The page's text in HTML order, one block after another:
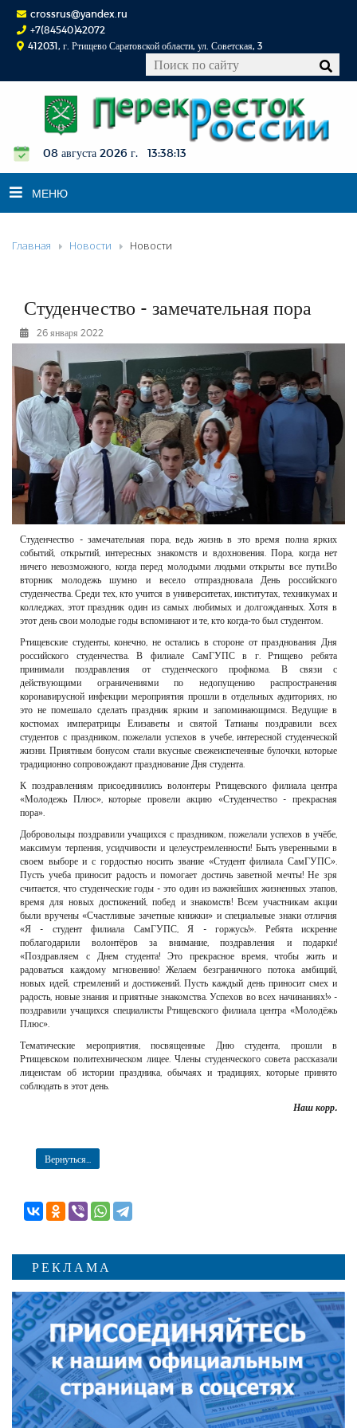
crossrus@yandex.ru
+7(84540)42072
412031, г. Ртищево Саратовской области, ул. Советская, 3
08 августа 2026 г. 13:38:14
МЕНЮ
НОВОСТИ
К СВЕДЕНИЮ
КОНКУРСЫ
ФОТОРЕПОРТАЖИ
РЕКЛАМОДАТЕЛЯМ
ОБЪЯВЛЕНИЯ
КОНТАКТЫ
Главная Новости Новости
Студенчество - замечательная пора
26 января 2022
Студенчество - замечательная пора, ведь жизнь в это время полна ярких
событий, открытий, интересных знакомств и вдохновения. Пора, когда нет
ничего невозможного, когда перед молодыми людьми открыты все пути.Во
вторник молодежь шумно и весело отпраздновала День российского
студенчества. Среди тех, кто учится в университетах, институтах, техникумах и
колледжах, этот праздник один из самых любимых и долгожданных. Хотя в
этот день свои молодые годы вспоминают и те, кто когда-то был студентом.
Ртищевские студенты, конечно, не остались в стороне от празднования Дня
российского студенчества. В филиале СамГУПС в г. Ртищево ребята
принимали поздравления от студенческого профкома. В связи с
действующими ограничениями по недопущению распространения
коронавирусной инфекции мероприятия прошли в отдельных аудиториях, но
это не помешало сделать праздник ярким и запоминающимся. Ведущие в
костюмах императрицы Елизаветы и святой Татианы поздравили всех
студентов с праздником, пожелали успехов в учебе, интересной студенческой
жизни. Приятным бонусом стали вкусные свежеиспеченные булочки, которые
традиционно сопровождают празднование Дня студента.
К поздравлениям присоединились волонтеры Ртищевского филиала центра
«Молодежь Плюс», которые провели акцию «Студенчество - прекрасная
пора».
Добровольцы поздравили учащихся с праздником, пожелали успехов в учёбе,
максимум терпения, усидчивости и целеустремленности! Быть уверенными в
своем выборе и с гордостью носить звание «Студент филиала СамГУПС».
Пусть учеба приносит радость и помогает достичь заветной мечты! Не зря
считается, что студенческие годы - это один из важнейших жизненных этапов,
время для новых достижений, побед и знакомств! Всем участникам акции
были вручены «Счастливые зачетные книжки» и специальные знаки отличия
«Я - студент филиала СамГУПС, Я - горжусь!». Ребята искренне
поблагодарили волонтёров за внимание, поздравления и подарки!
«Поздравляем с Днем студента! Это прекрасное время, чтобы жить и
радоваться каждому мгновению! Желаем безграничного потока амбиций,
новых идей, стремлений и достижений. Пусть каждый день приносит смех и
радость, новые знания и приятные знакомства. Успехов во всех начинаниях!» -
поздравили учащихся специалисты Ртищевского филиала центра «Молодёжь
Плюс».
Тематические мероприятия, посвященные Дню студента, прошли в
Ртищевском политехническом лицее. Члены студенческого совета рассказали
лицеистам об истории праздника, обычаях и традициях, которые принято
соблюдать в этот день.
Наш корр.
Вернуться...
РЕКЛАМА